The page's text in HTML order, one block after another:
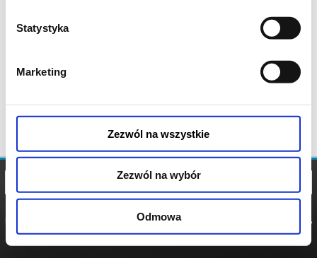
Statystyka
Marketing
Zezwól na wszystkie
Zezwól na wybór
Odmowa
POLITYKA
POLITYKA